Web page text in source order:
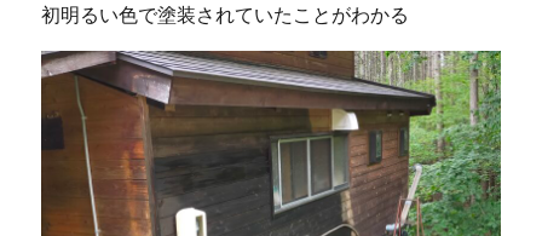
初明るい色で塗装されていたことがわかる